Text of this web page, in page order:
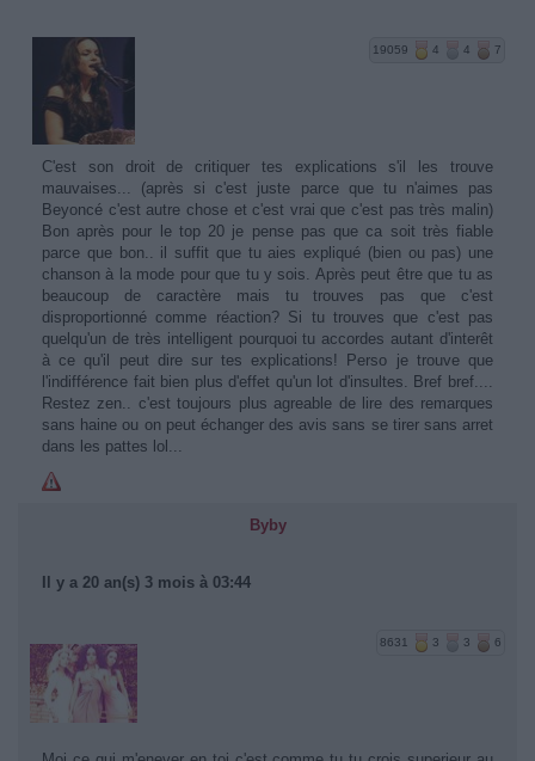
19059 4 4 7
C'est son droit de critiquer tes explications s'il les trouve
mauvaises... (après si c'est juste parce que tu n'aimes pas
Beyoncé c'est autre chose et c'est vrai que c'est pas très malin)
Bon après pour le top 20 je pense pas que ca soit très fiable
parce que bon.. il suffit que tu aies expliqué (bien ou pas) une
chanson à la mode pour que tu y sois. Après peut être que tu as
beaucoup de caractère mais tu trouves pas que c'est
disproportionné comme réaction? Si tu trouves que c'est pas
quelqu'un de très intelligent pourquoi tu accordes autant d'interêt
à ce qu'il peut dire sur tes explications! Perso je trouve que
l'indifférence fait bien plus d'effet qu'un lot d'insultes. Bref bref....
Restez zen.. c'est toujours plus agreable de lire des remarques
sans haine ou on peut échanger des avis sans se tirer sans arret
dans les pattes lol...
Byby
Il y a 20 an(s) 3 mois à 03:44
8631 3 3 6